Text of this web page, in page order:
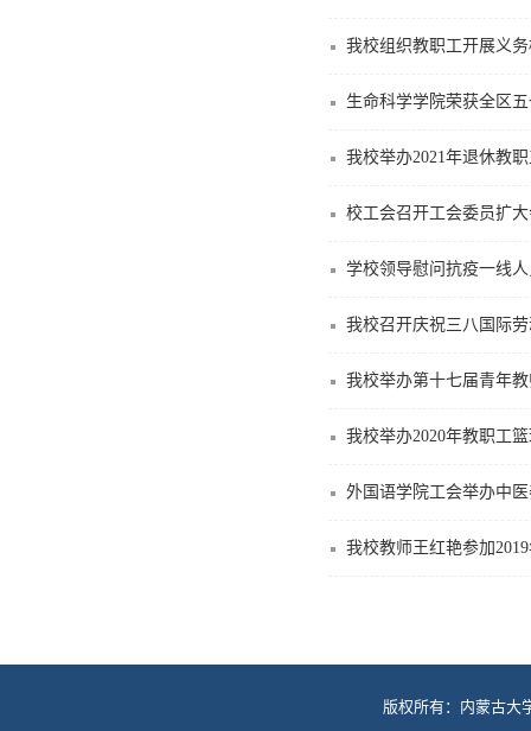
我校组织教职工开展义
生命科学学院荣获全区
我校举办2021年退休教
校工会召开工会委员扩
学校领导慰问抗疫一线
我校召开庆祝三八国际
我校举办第十七届青年
我校举办2020年教职工
外国语学院工会举办中
我校教师王红艳参加
版权所有：内蒙古大